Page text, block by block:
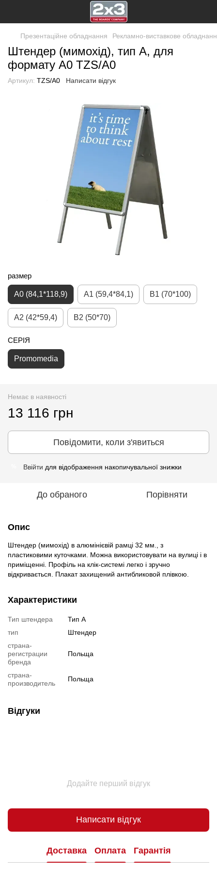
Презентаційне обладнання Рекламно-виставкове
Штендер (мимохід), тип А, для
формату А0 TZS/A0
Артикул: TZS/A0 Написати відгук
размер
A0 (84,1*118,9) A1 (59,4*84,1) B1 (70*100)
A2 (42*59,4) B2 (50*70)
СЕРІЯ
Promomedia
Немає в наявності
13 116 грн
Повідомити, коли з'явиться
Ввійти для відображення накопичувальної знижки
До обраного Порівняти
Опис
Штендер (мимохід) в алюмінієвій рамці 32 мм., з
пластиковими куточками. Можна використовувати на вулиці і в
приміщенні. Профіль на клік-системі легко і зручно
відкривається. Плакат захищений антибликовой плівкою.
Характеристики
Тип штендера
Тип А
тип
Штендер
страна-
регистрации
бренда
Польща
страна-
производитель
Польща
Відгуки
Додайте перший відгук
Написати відгук
Доставка Оплата Гарантія